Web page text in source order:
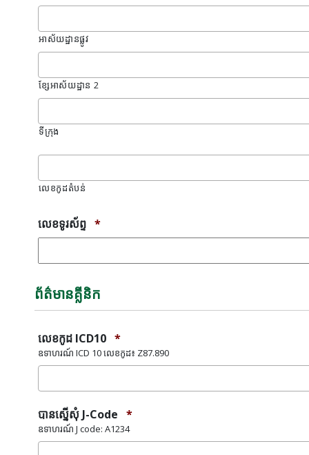
អាស័យដ្ឋានផ្លូវ
ខ្សែអាស័យដ្ឋាន 2
ទីក្រុង
លេខ​កូដ​តំបន់
លេខទូរស័ព្ទ *
ព័ត៌មានគ្លីនិក
លេខកូដ ICD10 *
ឧទាហរណ៍ ICD 10 លេខកូដ៖ Z87.890
បានស្នើសុំ J-Code *
ឧទាហរណ៍ J code: A1234